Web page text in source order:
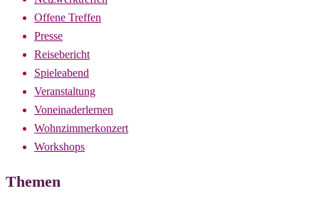
Offene Treffen
Presse
Reisebericht
Spieleabend
Veranstaltung
Voneinaderlernen
Wohnzimmerkonzert
Workshops
Themen